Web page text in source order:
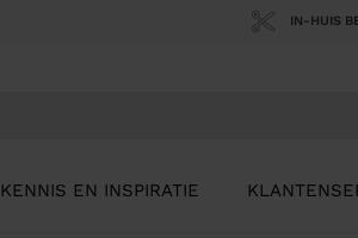
IN-HUIS
KENNIS EN INSPIRATIE